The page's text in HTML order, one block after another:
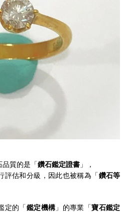
品質的是「鑽石鑑定證書」，
評估和分級，因此也被稱為「鑽石等
定的「鑑定機構」的專業「寶石鑑定